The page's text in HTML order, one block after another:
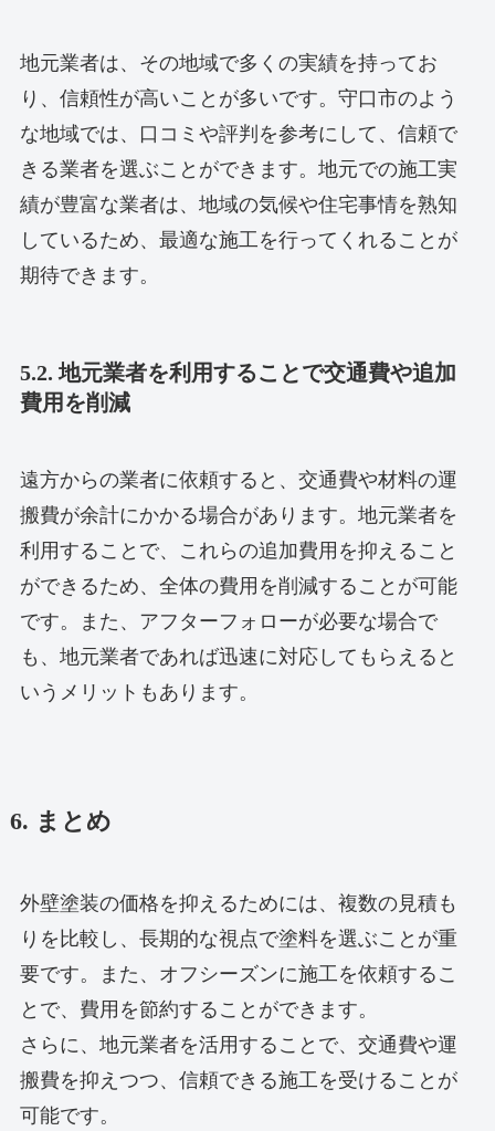
地元業者は、その地域で多くの実績を持ってお
り、信頼性が高いことが多いです。守口市のよう
な地域では、口コミや評判を参考にして、信頼で
きる業者を選ぶことができます。地元での施工実
績が豊富な業者は、地域の気候や住宅事情を熟知
しているため、最適な施工を行ってくれることが
期待できます。
5.2. 地元業者を利用することで交通費や追加
費用を削減
遠方からの業者に依頼すると、交通費や材料の運
搬費が余計にかかる場合があります。地元業者を
利用することで、これらの追加費用を抑えること
ができるため、全体の費用を削減することが可能
です。また、アフターフォローが必要な場合で
も、地元業者であれば迅速に対応してもらえると
いうメリットもあります。
6. まとめ
外壁塗装の価格を抑えるためには、複数の見積も
りを比較し、長期的な視点で塗料を選ぶことが重
要です。また、オフシーズンに施工を依頼するこ
とで、費用を節約することができます。
さらに、地元業者を活用することで、交通費や運
搬費を抑えつつ、信頼できる施工を受けることが
可能です。